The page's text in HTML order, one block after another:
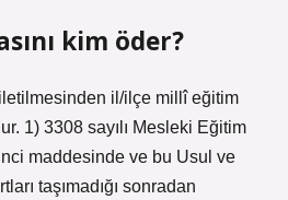
kim öder?
il/ilçe millî eğitim
1) 3308 sayılı Mesleki Eğitim
maddesinde ve bu Usul ve
taşımadığı sonradan